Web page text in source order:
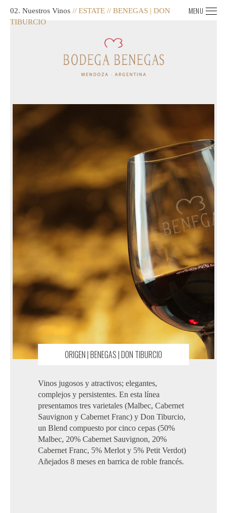
MENU
02. Nuestros Vinos // ESTATE // BENEGAS | DON
TIBURCIO
ORIGEN | BENEGAS | DON TIBURCIO
Vinos jugosos y atractivos; elegantes,
complejos y persistentes. En esta línea
presentamos tres varietales (Malbec, Cabernet
Sauvignon y Cabernet Franc) y Don Tiburcio,
un Blend compuesto por cinco cepas (50%
Malbec, 20% Cabernet Sauvignon, 20%
Cabernet Franc, 5% Merlot y 5% Petit Verdot)
Añejados 8 meses en barrica de roble francés.